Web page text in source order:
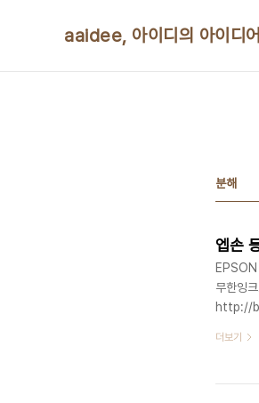
aaidee, 아이디의 아이디
분해
엡손
무한잉
http://
손
더보기